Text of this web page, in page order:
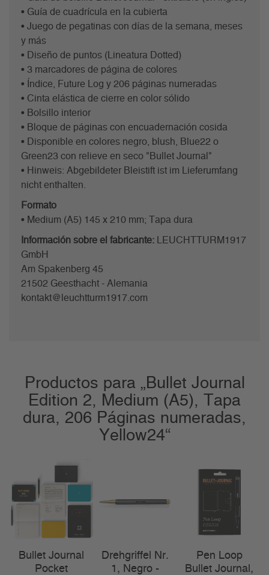
• Guía de cuadrícula en la cubierta
• Juego de pegatinas con días de la semana, meses
y más
• Diseño de puntos (Lineatura Dotted)
• 3 marcadores de página de colores
• Índice, Future Log y 206 páginas numeradas
• Cinta elástica de cierre en color sólido
• Bolsillo interior
• Bloque de páginas con encuadernación cosida
• Disponible en colores negro, blush, Blue22 o
Green23 con relieve en seco "Bullet Journal"
• Hinweis: Abgebildeter Bleistift ist im Lieferumfang
nicht enthalten.
Formato
• Medium (A5) 145 x 210 mm; Tapa dura
Información sobre el fabricante: LEUCHTTURM1917
GmbH
Am Spakenberg 45
21502 Geesthacht - Alemania
kontakt@leuchtturm1917.com
Productos para „Bullet Journal
Edition 2, Medium (A5), Tapa
dura, 206 Páginas numeradas,
Yellow24“
Bullet Journal
Pocket
Drehgriffel Nr.
1, Negro -
Pen Loop
Bullet Journal,